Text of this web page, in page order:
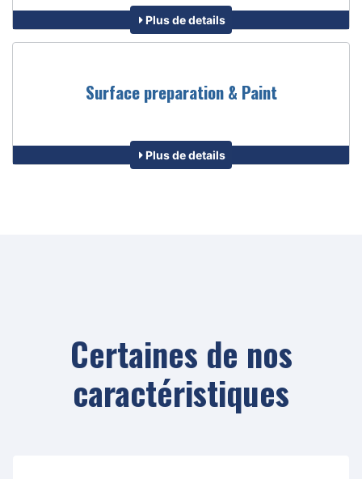
Plus de details
Surface preparation & Paint
Plus de details
Certaines de nos
caractéristiques